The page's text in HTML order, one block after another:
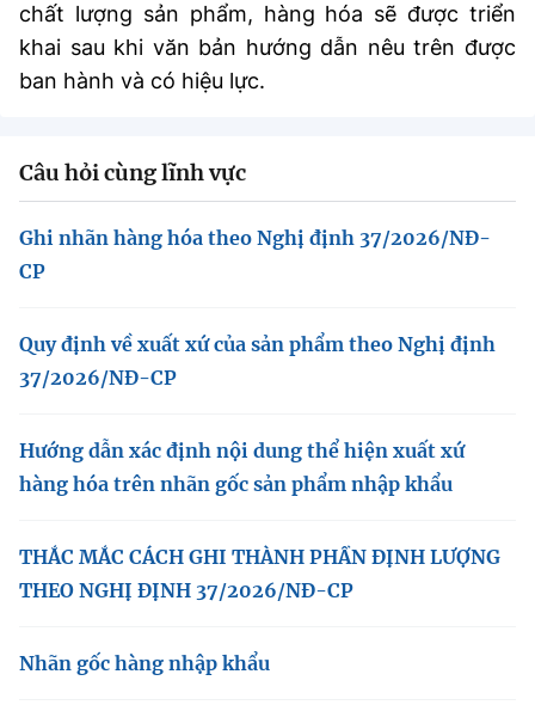
Năng lượng nguyên tử
Nhiệm vụ trọng tâm
Chọn ngôn ngữ
BỘ KHOA HỌC VÀ CÔNG NGHỆ
Cơ quan chủ quản: Bộ Khoa học và Công nghệ (MST)
Giám đốc Trung tâm Truyền thông Khoa học và Công nghệ.
Liên hệ
Địa chỉ: Ban Biên tập Cổng TTĐT - 18 Nguyễn Du, TP. Hà Nội
Email:stc@mst.gov.vn
©2026 Bản quyền thuộc Bộ Khoa Học và Công Nghệ
(Ghi rõ nguồn "https://mst.gov.vn" khi phát hành lại thông tin từ
chất lượng sản phẩm, hàng hóa sẽ được triển
khai sau khi văn bản hướng dẫn nêu trên được
ban hành và có hiệu lực.
Câu hỏi cùng lĩnh vực
Ghi nhãn hàng hóa theo Nghị định 37/2026/NĐ-
CP
Quy định về xuất xứ của sản phẩm theo Nghị định
37/2026/NĐ-CP
Hướng dẫn xác định nội dung thể hiện xuất xứ
hàng hóa trên nhãn gốc sản phẩm nhập khẩu
THẮC MẮC CÁCH GHI THÀNH PHẦN ĐỊNH LƯỢNG
THEO NGHỊ ĐỊNH 37/2026/NĐ-CP
Nhãn gốc hàng nhập khẩu